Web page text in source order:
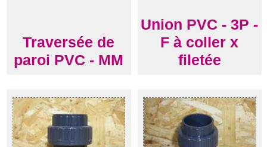
Traversée de
paroi PVC - MM
Union PVC - 3P -
F à coller x
filetée